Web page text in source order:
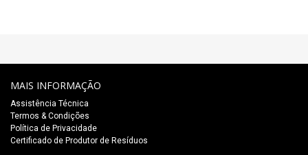
MAIS INFORMAÇÃO
Assistência Técnica
Termos & Condições
Política de Privacidade
Certificado de Produtor de Resíduos